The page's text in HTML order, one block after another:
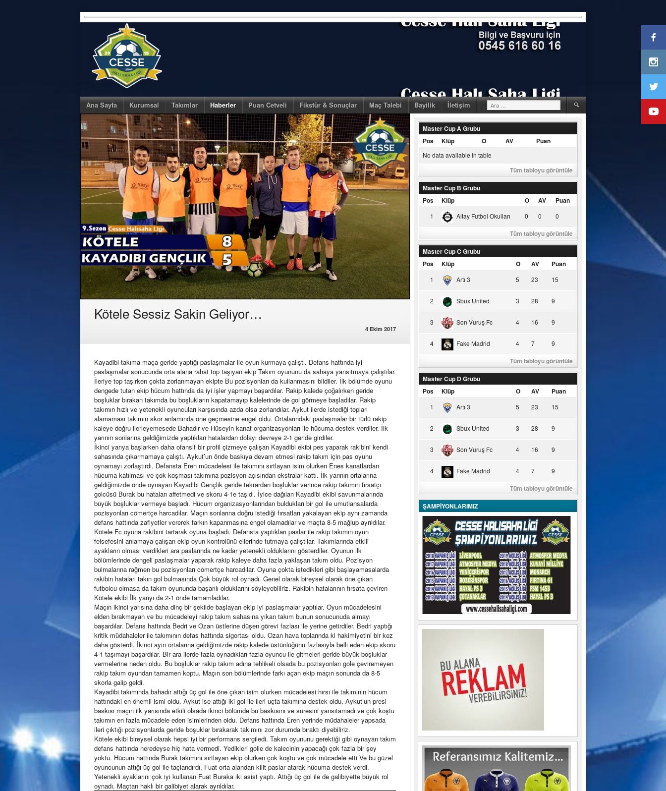
Skip
to
Ana Sayfa Kurumsal Takımlar Haberler Puan Cetveli Fikstür & Sonuçlar Maç Talebi Bayilik İletişim Arama:
Kötele Sessiz Sakin Geliyor…
4 Ekim 2017
Kayadibi takıma maça geride yaptığı paslaşmalar ile oyun kurmaya çalıştı. Defans hattında iyi
paslaşmalar sonucunda orta alana rahat top taşıyan ekip Takım oyununu da sahaya yansıtmaya çalıştılar.
İleriye top taşırken çokta zorlanmayan ekipte Bu pozisyonları da kullanmasını bildiler. İlk bölümde oyunu
dengede tutan ekip hücum hattında da iyi işler yapmayı başardılar. Rakip kalede çoğalırken geride
boşluklar bırakan takımda bu boşlukların kapatamayıp kalelerinde de gol görmeye başladılar. Rakip
takımın hızlı ve yetenekli oyuncuları karşısında azda olsa zorlandılar. Aykut ilerde istediği topları
alamaması takımın skor anlamında öne geçmesine engel oldu. Ortalarındaki paslaşmalar bir türlü rakip
kaleye doğru ilerleyemesede Bahadır ve Hüseyin kanat organizasyonları ile hücuma destek verdiler. İlk
yarının sonlarına geldiğimizde yaptıkları hatalardan dolayı devreye 2-1 geride girdiler.
İkinci yarıya başlarken daha ofansif bir profil çizmeye çalışan Kayadibi ekibi pes yaparak rakibini kendi
sahasında çıkarmamaya çalıştı. Aykut’un önde baskıya devam etmesi rakip takım için pas oyunu
oynamayı zorlaştırdı. Defansta Eren mücadelesi ile takımını sırtlayan isim olurken Enes kanatlardan
hücuma katılması ve çok koşması takımına pozisyon açısından ekstralar kattı. İlk yarının ortalarına
geldiğimizde önde oynayan Kayadibi Gençlik geride tekrardan boşluklar verince rakip takımın fırsatçı
golcüsü Burak bu hataları affetmedi ve skoru 4-1e taşıdı. İyice dağılan Kayadibi ekibi savunmalarında
büyük boşluklar vermeye başladı. Hücum organizasyonlarından buldukları bir gol ile umutlansalarda
pozisyonları cömertçe harcadılar. Maçın sonlarına doğru istediği fırsatları yakalayan ekip aynı zamanda
defans hattında zafiyetler vererek farkın kapanmasına engel olamadılar ve maçta 8-5 mağlup ayrıldılar.
Kötele Fc oyuna rakibini tartarak oyuna başladı. Defansta yaptıkları paslar ile rakip takımın oyun
felsefesini anlamaya çalışan ekip oyun kontrolünü ellerinde tutmaya çalıştılar. Takımlarında etkili
ayakların olması verdikleri ara paslarında ne kadar yetenekli olduklarını gösterdiler. Oyunun ilk
bölümlerinde dengeli paslaşmalar yaparak rakip kaleye daha fazla yaklaşan takım oldu. Pozisyon
bulmalarına rağmen bu pozisyonları cömertçe harcadılar. Oyuna çokta istedikleri gibi başlayamasalarda
rakibin hataları takın gol bulmasında Çok büyük rol oynadı. Genel olarak bireysel olarak öne çıkan
futbolcu olmasa da takım oyununda başarılı olduklarını söyleyebiliriz. Rakibin hatalarının fırsata çeviren
Kötele ekibi İlk yarıyı da 2-1 önde tamamladılar.
Maçın ikinci yarısına daha dinç bir şekilde başlayan ekip iyi paslaşmalar yaptılar. Oyun mücadelesini
elden bırakmayan ve bu mücadeleyi rakip takım sahasına yıkan takım bunun sonucunuda almayı
başardılar. Defans hattında Bedri ve Ozan üstlerine düşen görevi fazlası ile yerine getirdiler. Bedri yaptığı
kritik müdahaleler ile takımının defas hattında sigortası oldu. Ozan hava toplarında ki hakimiyetini bir kez
daha gösterdi. İkinci ayın ortalarına geldiğimizde rakip kalede üstünlüğünü fazlasıyla belli eden ekip skoru
4-1 taşımayı başardılar. Bir ara ilerde fazla oynadıkları fazla oyuncu ile gitmeleri geride büyük boşluklar
vermelerine neden oldu. Bu boşluklar rakip takım adına tehlikeli olsada bu pozisyonları gole çeviremeyen
rakip takım oyundan tamamen koptu. Maçın son bölümlerinde farkı açan ekip maçın sonunda da 8-5
skorla galip geldi.
Kayadibi takımında bahadır attığı üç gol ile öne çıkan isim olurken mücadelesi hırsı ile takımının hücum
hattındaki en önemli ismi oldu. Aykut ise attığı iki gol ile ileri uçta takımına destek oldu. Aykut’un presi
baskısı maçın ilk yarısında etkili olsada ikinci bölümde bu baskısını ve süresini yansıtamadı ve çok koştu
takımın en fazla mücadele eden isimlerinden oldu. Defans hattında Eren yerinde müdahaleler yapsada
ileri çıktığı pozisyonlarda geride boşuklar bırakarak takımını zor durumda bıraktı diyebiliriz.
Kötele ekibi bireysel olarak hepsi iyi bir performans sergiledi. Takım oyununu gerektiği gibi oynayan takım
defans hattında neredeyse hiç hata vermedi. Yedikleri golle de kalecinin yapacağı çok fazla bir şey
yoktu. Hücum hattında Burak takımını sırtlayan ekip olurken çok koştu ve çok mücadele etti Ve bu güzel
oyuncunun attığı üç gol ile taçlandırdı. Fuat orta alandan kilit paslar atarak hücuma destek verdi.
Yetenekli ayaklarını çok iyi kullanan Fuat Buraka iki asist yaptı. Attığı üç gol ile de galibiyette büyük rol
oynadı. Maçtan haklı bir galibiyet alarak ayrıldılar.
Master Cup A Grubu
Pos
Klüp O AV Puan
No data available in table
Tüm tabloyu görüntüle
Master Cup B Grubu
Pos
Klüp O AV Puan
1 Altay Futbol Okulları 0 0 0
Tüm tabloyu görüntüle
Master Cup C Grubu
Pos
Klüp O AV Puan
1 Artı 3 5 23 15
2 Sbux United 3 28 9
3 Son Vuruş Fc 4 16 9
4 Fake Madrid 4 7 9
Tüm tabloyu görüntüle
Master Cup D Grubu
Pos
Klüp O AV Puan
1 Artı 3 5 23 15
2 Sbux United 3 28 9
3 Son Vuruş Fc 4 16 9
4 Fake Madrid 4 7 9
Tüm tabloyu görüntüle
ŞAMPİYONLARIMIZ